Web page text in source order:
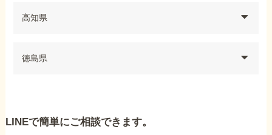
高知県
徳島県
LINEで簡単にご相談できます。